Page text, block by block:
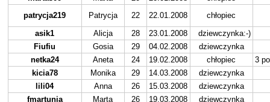
patrycja219
Patrycja 22 22.01.2008
chłopiec
asik1
Alicja 28 23.01.2008
dziewczynka:-)
Fiufiu
Gosia 29 04.02.2008
dziewczynka
netka24
Aneta 24 19.02.2008 chłopiec
3
kicia78
Monika 29 14.03.2008
dziewczynka
lili04
Anna 26 15.03.2008
dziewczynka
fmartunia
Marta 26 19.03.2008
dziewczynka